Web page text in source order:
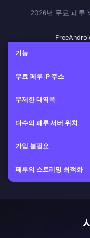
2026년 무료 페루
기능
무료 페루 IP 주소
무제한 대역폭
다수의 페루 서버 위치
가입 불필요
페루의 스트리밍 최적화